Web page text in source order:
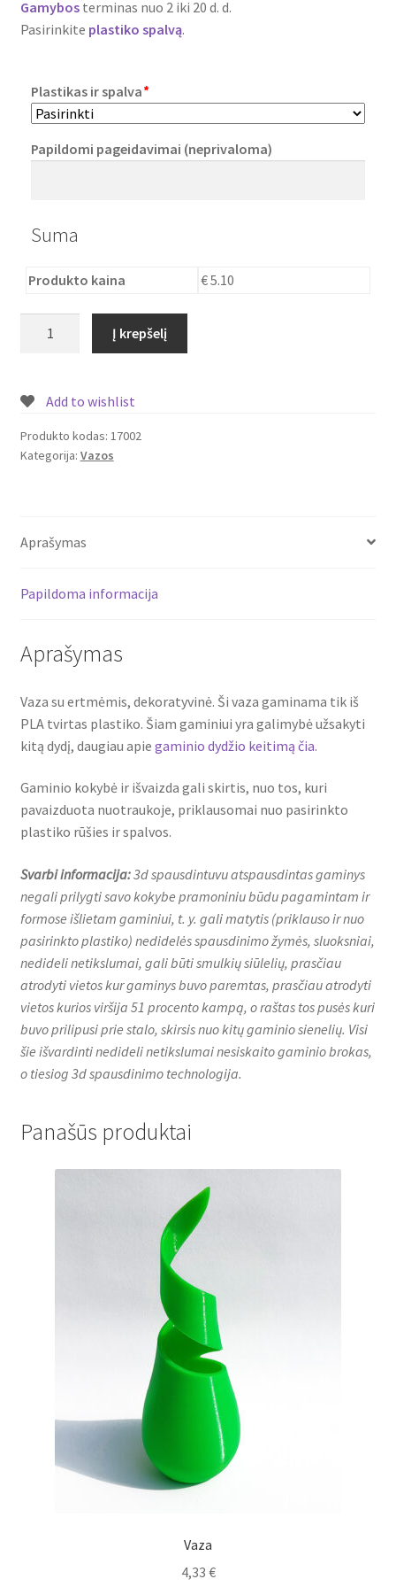
Plastikai
Plastiko spalvos
Wishlist
Gamybosterminas nuo 2 iki 20 d. d.
Pasirinkite plastiko spalvą.
Plastikas ir spalva*
Papildomi pageidavimai (neprivaloma)
Suma
Produkto kaina € 5.10
ertmėmis
Į krepšelį
Add to wishlist
Produkto kodas: 17002
Kategorija: Vazos
Aprašymas
Papildoma informacija
Aprašymas
Vaza su ertmėmis, dekoratyvinė. Ši vaza gaminama tik iš
PLA tvirtas plastiko. Šiam gaminiui yra galimybė užsakyti
kitą dydį, daugiau apie gaminio dydžio keitimą čia.
Gaminio kokybė ir išvaizda gali skirtis, nuo tos, kuri
pavaizduota nuotraukoje, priklausomai nuo pasirinkto
plastiko rūšies ir spalvos.
Svarbi informacija:3d spausdintuvu atspausdintas gaminys
negali prilygti savo kokybe pramoniniu būdu pagamintam ir
formose išlietam gaminiui, t. y. gali matytis (priklauso ir nuo
pasirinkto plastiko) nedidelės spausdinimo žymės, sluoksniai,
nedideli netikslumai, gali būti smulkių siūlelių, prasčiau
atrodyti vietos kur gaminys buvo paremtas, prasčiau atrodyti
vietos kurios viršija 51 procento kampą, o raštas tos pusės kuri
buvo prilipusi prie stalo, skirsis nuo kitų gaminio sienelių. Visi
šie išvardinti nedideli netikslumai nesiskaito gaminio brokas,
o tiesiog 3d spausdinimo technologija.
Panašūs produktai
Vaza
4,33 €